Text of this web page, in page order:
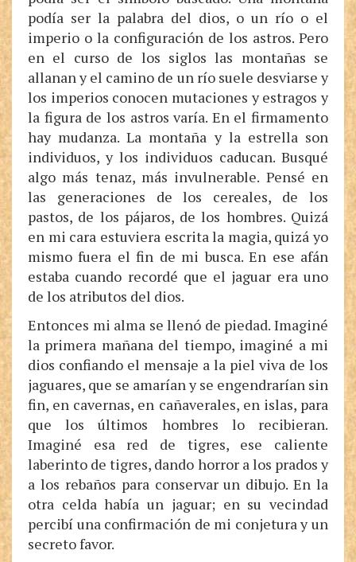
podía ser la palabra del dios, o un río o el
imperio o la configuración de los astros. Pero
en el curso de los siglos las montañas se
allanan y el camino de un río suele desviarse y
los imperios conocen mutaciones y estragos y
la figura de los astros varía. En el firmamento
hay mudanza. La montaña y la estrella son
individuos, y los individuos caducan. Busqué
algo más tenaz, más invulnerable. Pensé en
las generaciones de los cereales, de los
pastos, de los pájaros, de los hombres. Quizá
en mi cara estuviera escrita la magia, quizá yo
mismo fuera el fin de mi busca. En ese afán
estaba cuando recordé que el jaguar era uno
de los atributos del dios.
Entonces mi alma se llenó de piedad. Imaginé
la primera mañana del tiempo, imaginé a mi
dios confiando el mensaje a la piel viva de los
jaguares, que se amarían y se engendrarían sin
fin, en cavernas, en cañaverales, en islas, para
que los últimos hombres lo recibieran.
Imaginé esa red de tigres, ese caliente
laberinto de tigres, dando horror a los prados y
a los rebaños para conservar un dibujo. En la
otra celda había un jaguar; en su vecindad
percibí una confirmación de mi conjetura y un
secreto favor.